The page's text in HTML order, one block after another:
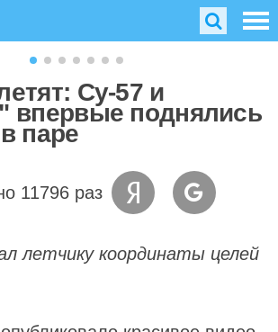
Су-57 и
впервые поднялись
паре
11796 раз
летчику координаты целей